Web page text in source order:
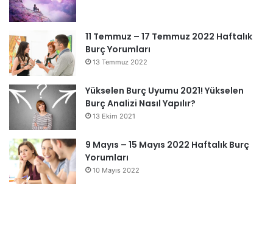
11 Temmuz – 17 Temmuz 2022 Haftalık
Burç Yorumları
13 Temmuz 2022
Yükselen Burç Uyumu 2021! Yükselen
Burç Analizi Nasıl Yapılır?
13 Ekim 2021
9 Mayıs – 15 Mayıs 2022 Haftalık Burç
Yorumları
10 Mayıs 2022